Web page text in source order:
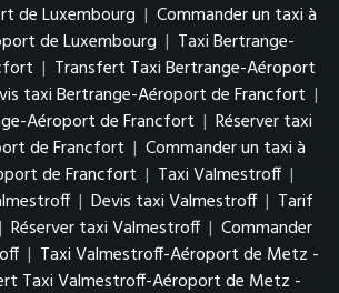
de Luxembourg | Commander un taxi à
de Luxembourg | Taxi Bertrange-
| Transfert Taxi Bertrange-Aéroport
taxi Bertrange-Aéroport de Francfort |
Aéroport de Francfort | Réserver taxi
de Francfort | Commander un taxi à
de Francfort | Taxi Valmestroff |
| Devis taxi Valmestroff | Tarif
| Réserver taxi Valmestroff | Commander
| Taxi Valmestroff-Aéroport de Metz -
Taxi Valmestroff-Aéroport de Metz -